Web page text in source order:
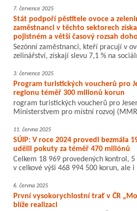
7. července 2025
Stát podpoří pěstitele ovoce a
zaměstnanci v těchto sektorech
pojistném a větší časový rozsah
Sezónní zaměstnanci, kteří pracují v
zelinářství, získají slevu 7,1 % na
3. července 2025
Program turistických voucherů pro
regionu téměř 300 milionů korun
rogram turistických voucherů pro
Ministerstvem pro místní rozvoj
11. června 2025
SÚIP: V roce 2024 provedl bezmála
udělil pokuty za téměř 470 miliónů
Celkem 18 969 provedených kontrol,
v celkové výši 468 994 500 korun, ale i
6. června 2025
První vysokorychlostní trať v ČR
blíže realizaci